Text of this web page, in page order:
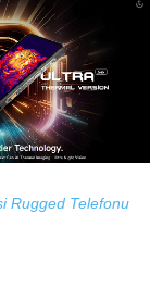
Rugged Telefonu